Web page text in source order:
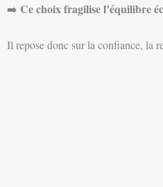
➡️ Ce choix fragilise l’équilibre
Il repose donc sur la confiance, la